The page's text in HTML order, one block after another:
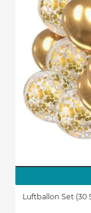
Luftballon Set (30